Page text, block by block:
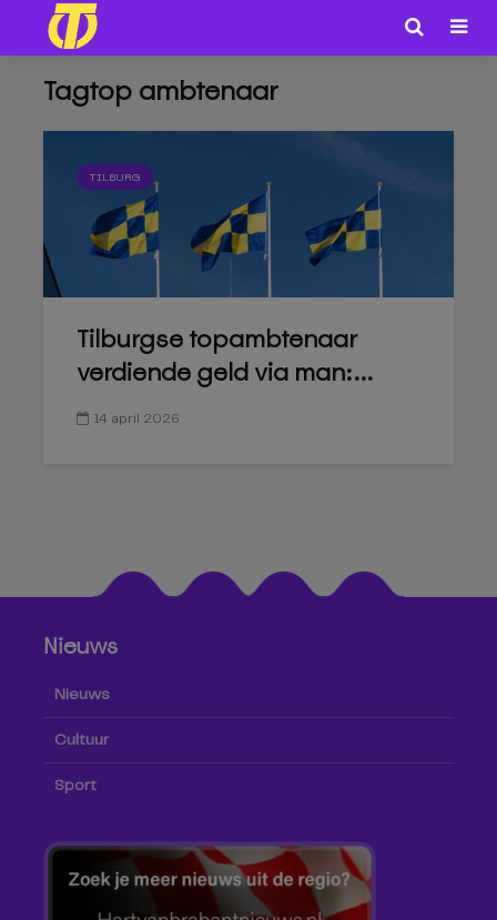
Tagtop ambtenaar
TILBURG
Tilburgse topambtenaar
verdiende geld via man:...
14 april 2026
Nieuws
Nieuws
Cultuur
Sport